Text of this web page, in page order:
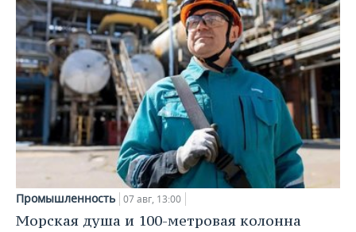
Промышленность 07 авг, 13:00
Морская душа и 100-метровая колонна